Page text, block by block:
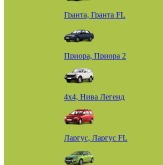
Гранта, Гранта FL
Приора, Приора 2
4х4, Нива Легенд
Ларгус, Ларгус FL